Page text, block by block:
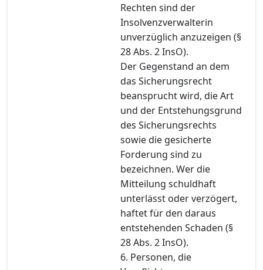
Rechten sind der
Insolvenzverwalterin
unverzüglich anzuzeigen (§
28 Abs. 2 InsO).
Der Gegenstand an dem
das Sicherungsrecht
beansprucht wird, die Art
und der Entstehungsgrund
des Sicherungsrechts
sowie die gesicherte
Forderung sind zu
bezeichnen. Wer die
Mitteilung schuldhaft
unterlässt oder verzögert,
haftet für den daraus
entstehenden Schaden (§
28 Abs. 2 InsO).
6. Personen, die